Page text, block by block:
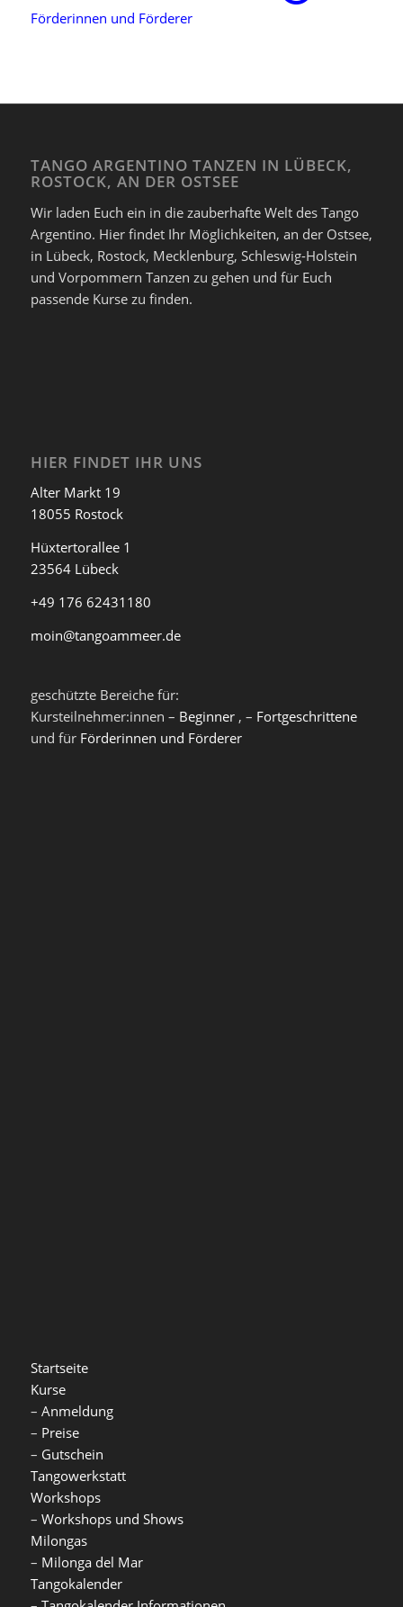
Förderinnen und Förderer
TANGO ARGENTINO TANZEN IN LÜBECK,
ROSTOCK, AN DER OSTSEE
Wir laden Euch ein in die zauberhafte Welt des Tango
Argentino. Hier findet Ihr Möglichkeiten, an der Ostsee,
in Lübeck, Rostock, Mecklenburg, Schleswig-Holstein
und Vorpommern Tanzen zu gehen und für Euch
passende Kurse zu finden.
HIER FINDET IHR UNS
Alter Markt 19
18055 Rostock
Hüxtertorallee 1
23564 Lübeck
+49 176 62431180
moin@tangoammeer.de
geschützte Bereiche für:
Kursteilnehmer:innen – Beginner, – Fortgeschrittene
und für Förderinnen und Förderer
Startseite
Kurse
– Anmeldung
– Preise
– Gutschein
Tangowerkstatt
Workshops
– Workshops und Shows
Milongas
– Milonga del Mar
Tangokalender